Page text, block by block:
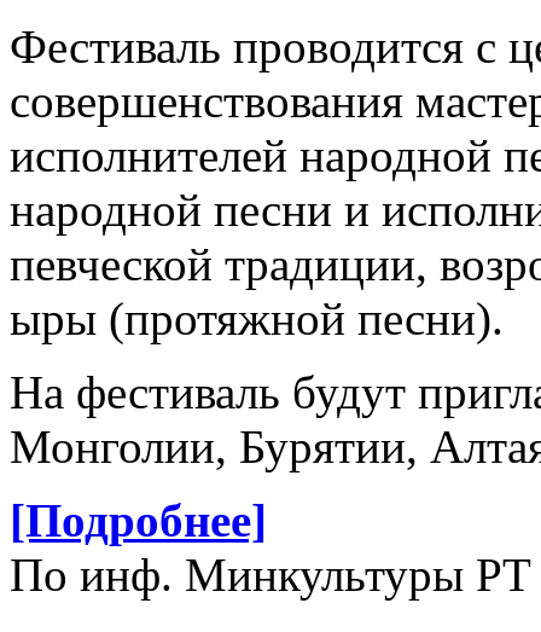
Фестиваль проводится с
совершенствования
исполнителей народной
народной песни и
певческой традиции,
ыры (протяжной песни).
На фестиваль будут
Монголии, Бурятии,
[Подробнее]
По инф. Минкультуры РТ